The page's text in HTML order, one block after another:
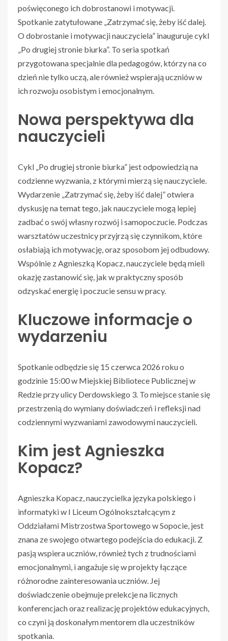
poświęconego ich dobrostanowi i motywacji.
Spotkanie zatytułowane „Zatrzymać się, żeby iść dalej.
O dobrostanie i motywacji nauczyciela” inauguruje cykl
„Po drugiej stronie biurka”. To seria spotkań
przygotowana specjalnie dla pedagogów, którzy na co
dzień nie tylko uczą, ale również wspierają uczniów w
ich rozwoju osobistym i emocjonalnym.
Nowa perspektywa dla
nauczycieli
Cykl „Po drugiej stronie biurka” jest odpowiedzią na
codzienne wyzwania, z którymi mierzą się nauczyciele.
Wydarzenie „Zatrzymać się, żeby iść dalej” otwiera
dyskusję na temat tego, jak nauczyciele mogą lepiej
zadbać o swój własny rozwój i samopoczucie. Podczas
warsztatów uczestnicy przyjrzą się czynnikom, które
osłabiają ich motywację, oraz sposobom jej odbudowy.
Wspólnie z Agnieszką Kopacz, nauczyciele będą mieli
okazję zastanowić się, jak w praktyczny sposób
odzyskać energię i poczucie sensu w pracy.
Kluczowe informacje o
wydarzeniu
Spotkanie odbędzie się 15 czerwca 2026 roku o
godzinie 15:00 w Miejskiej Bibliotece Publicznej w
Redzie przy ulicy Derdowskiego 3. To miejsce stanie się
przestrzenią do wymiany doświadczeń i refleksji nad
codziennymi wyzwaniami zawodowymi nauczycieli.
Kim jest Agnieszka
Kopacz?
Agnieszka Kopacz, nauczycielka języka polskiego i
informatyki w I Liceum Ogólnokształcącym z
Oddziałami Mistrzostwa Sportowego w Sopocie, jest
znana ze swojego otwartego podejścia do edukacji. Z
pasją wspiera uczniów, również tych z trudnościami
emocjonalnymi, i angażuje się w projekty łączące
różnorodne zainteresowania uczniów. Jej
doświadczenie obejmuje prelekcje na licznych
konferencjach oraz realizację projektów edukacyjnych,
co czyni ją doskonałym mentorem dla uczestników
spotkania.